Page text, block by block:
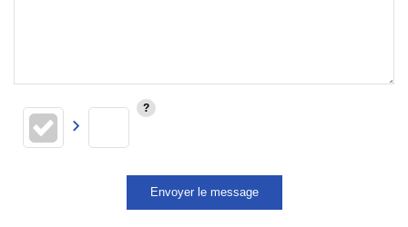
Envoyer le message